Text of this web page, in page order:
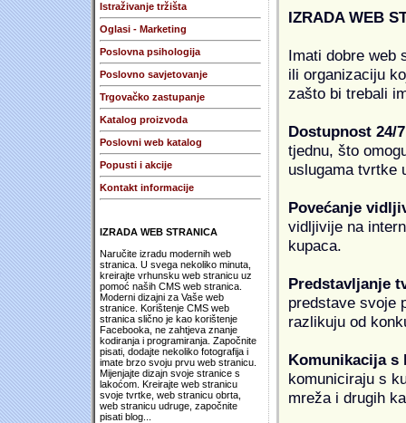
Istraživanje tržišta
Oglasi - Marketing
Poslovna psihologija
Poslovno savjetovanje
Trgovačko zastupanje
Katalog proizvoda
Poslovni web katalog
Popusti i akcije
Kontakt informacije
IZRADA WEB STRANICA
Naručite izradu modernih web
stranica. U svega nekoliko minuta,
kreirajte vrhunsku web stranicu uz
pomoć naših CMS web stranica.
Moderni dizajni za Vaše web
stranice. Korištenje CMS web
stranica slično je kao korištenje
Facebooka, ne zahtjeva znanje
kodiranja i programiranja. Započnite
pisati, dodajte nekoliko fotografija i
imate brzo svoju prvu web stranicu.
Mijenjajte dizajn svoje stranice s
lakoćom. Kreirajte web stranicu
svoje tvrtke, web stranicu obrta,
web stranicu udruge, započnite
pisati blog...
IZRADA WEB
Imati dobre web
ili organizaciju
zašto bi trebali
Dostupnost 24/7
tjednu, što
uslugama tvrtke
Povećanje
vidljivije na
kupaca.
Predstavljanje
predstave svoje
razlikuju od
Komunikacija s
komuniciraju s
mreža i drugih